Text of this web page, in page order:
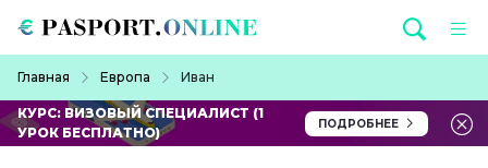
Главная Европа Иван
КУРС: ВИЗОВЫЙ СПЕЦИАЛИСТ (1
УРОК БЕСПЛАТНО)
ПОДРОБНЕЕ